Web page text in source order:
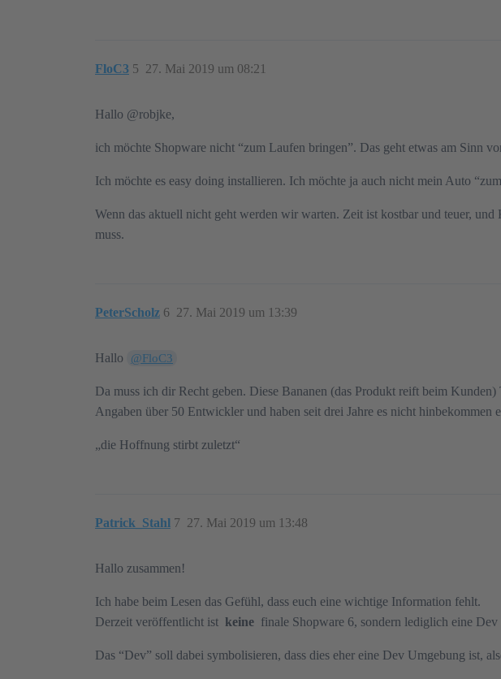
FloC3 27. Mai 2019 um 08:21
5
Hallo @robjke‍,
ich möchte Shopware nicht “zum Laufen bringen”. Das geht etwas am Sinn
Ich möchte es easy doing installieren. Ich möchte ja auch nicht mein Auto
Wenn das aktuell nicht geht werden wir warten. Zeit ist kostbar und teuer,
muss.
PeterScholz 27. Mai 2019 um 13:39
6
Hallo @FloC3
Da muss ich dir Recht geben. Diese Bananen (das Produkt reift beim
Angaben über 50 Entwickler und haben seit drei Jahre es nicht
„die Hoffnung stirbt zuletzt“
Patrick_Stahl 27. Mai 2019 um 13:48
7
Hallo zusammen!
Ich habe beim Lesen das Gefühl, dass euch eine wichtige Information fehlt.
Derzeit veröffentlicht ist keine finale Shopware 6, sondern lediglich eine Dev
Das “Dev” soll dabei symbolisieren, dass dies eher eine Dev Umgebung ist,